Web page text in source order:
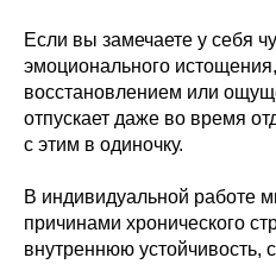
Если вы замечаете у себя
эмоционального
восстановлением или
отпускает даже во время
с этим в одиночку.
В индивидуальной работе
причинами хронического
внутреннюю устойчивость,